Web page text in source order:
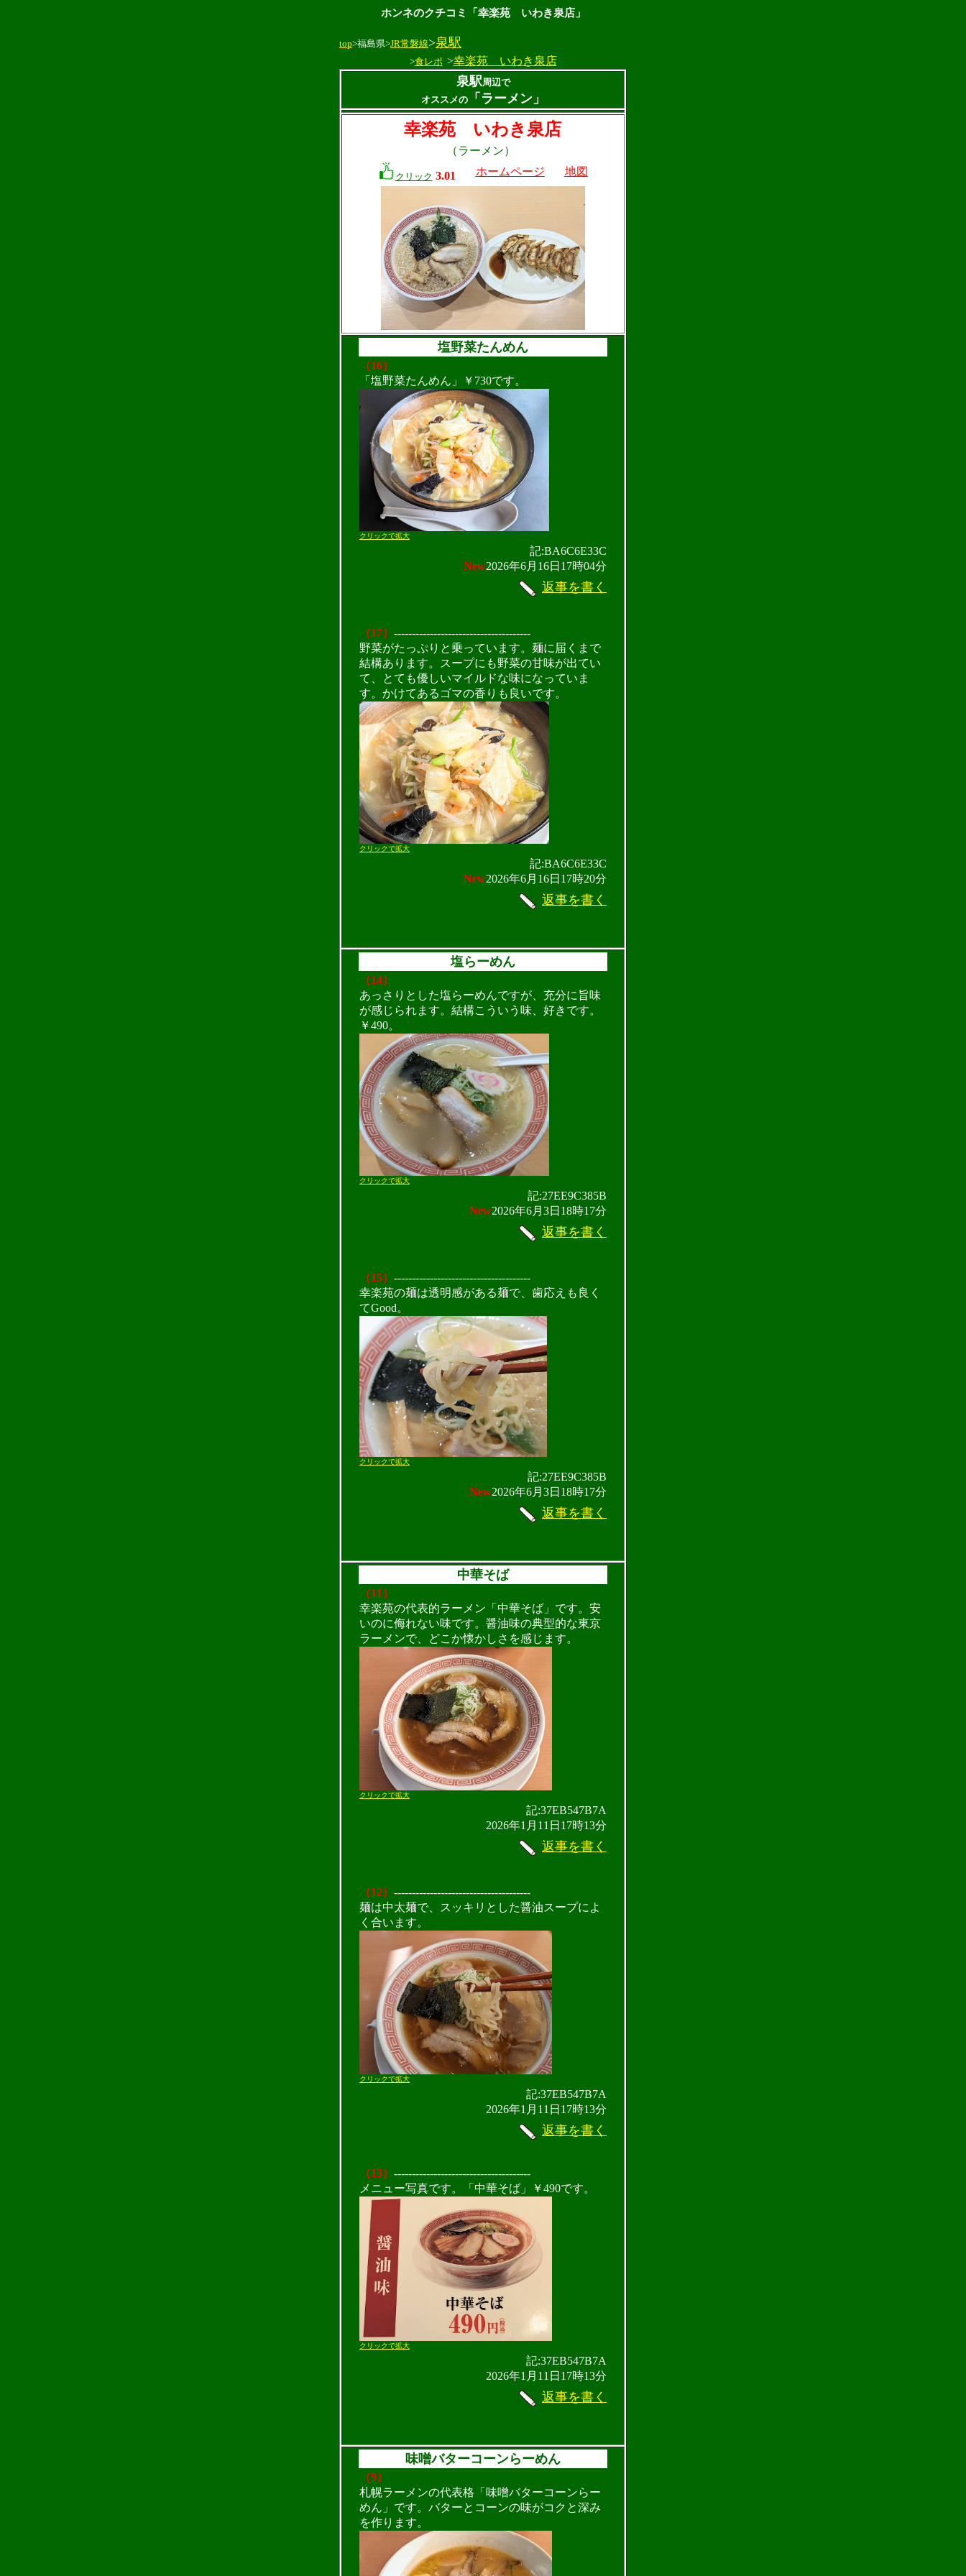
ホンネのクチコミ「幸楽苑 いわき泉店」
top>福島県>JR常磐線>泉駅
>食レポ >幸楽苑 いわき泉店
泉駅周辺で
オススメの「ラーメン」
幸楽苑 いわき泉店
（ラーメン）
クリック 3.01 ホームページ 地図
塩野菜たんめん
（16）
「塩野菜たんめん」￥730です。
クリックで拡大
記:BA6C6E33C
New2026年6月16日17時04分
返事を書く
（17） --------------------------------------
野菜がたっぷりと乗っています。麺に届くまで
結構あります。スープにも野菜の甘味が出てい
て、とても優しいマイルドな味になっていま
す。かけてあるゴマの香りも良いです。
クリックで拡大
記:BA6C6E33C
New2026年6月16日17時20分
返事を書く
塩らーめん
（14）
あっさりとした塩らーめんですが、充分に旨味
が感じられます。結構こういう味、好きです。
￥490。
クリックで拡大
記:27EE9C385B
New2026年6月3日18時17分
返事を書く
（15） --------------------------------------
幸楽苑の麺は透明感がある麺で、歯応えも良く
てGood。
クリックで拡大
記:27EE9C385B
New2026年6月3日18時17分
返事を書く
中華そば
（11）
幸楽苑の代表的ラーメン「中華そば」です。安
いのに侮れない味です。醤油味の典型的な東京
ラーメンで、どこか懐かしさを感じます。
クリックで拡大
記:37EB547B7A
2026年1月11日17時13分
返事を書く
（12） --------------------------------------
麺は中太麺で、スッキリとした醤油スープによ
く合います。
クリックで拡大
記:37EB547B7A
2026年1月11日17時13分
返事を書く
（13） --------------------------------------
メニュー写真です。「中華そば」￥490です。
クリックで拡大
記:37EB547B7A
2026年1月11日17時13分
返事を書く
味噌バターコーンらーめん
（9）
札幌ラーメンの代表格「味噌バターコーンらー
めん」です。バターとコーンの味がコクと深み
を作ります。